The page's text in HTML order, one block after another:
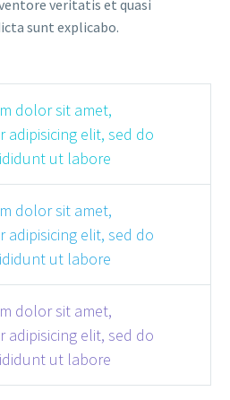
veritatis et quasi
sunt explicabo.
dolor sit amet,
adipisicing elit, sed do
ut labore
dolor sit amet,
adipisicing elit, sed do
ut labore
dolor sit amet,
adipisicing elit, sed do
ut labore